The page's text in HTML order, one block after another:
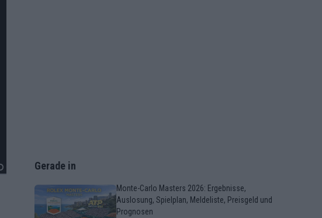
Gerade in
Monte-Carlo Masters 2026: Ergebnisse,
Auslosung, Spielplan, Meldeliste, Preisgeld und
Prognosen